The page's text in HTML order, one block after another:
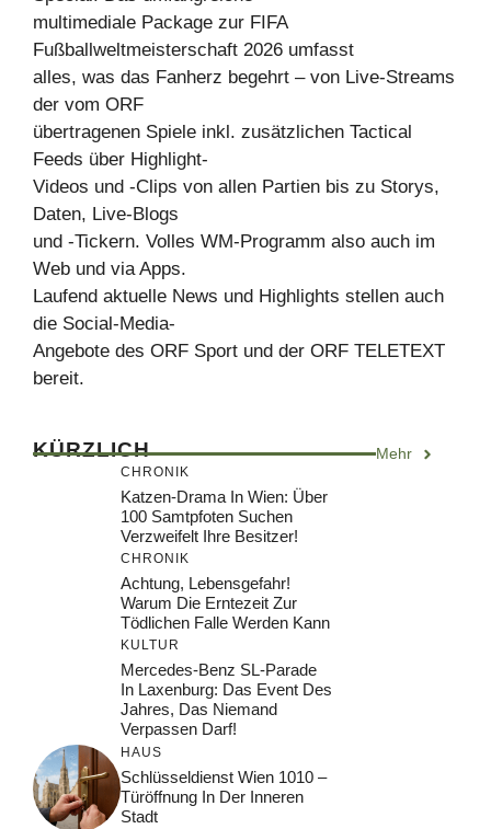
multimediale Package zur FIFA
Fußballweltmeisterschaft 2026 umfasst
alles, was das Fanherz begehrt – von Live-Streams
der vom ORF
übertragenen Spiele inkl. zusätzlichen Tactical
Feeds über Highlight-
Videos und -Clips von allen Partien bis zu Storys,
Daten, Live-Blogs
und -Tickern. Volles WM-Programm also auch im
Web und via Apps.
Laufend aktuelle News und Highlights stellen auch
die Social-Media-
Angebote des ORF Sport und der ORF TELETEXT
bereit.
KÜRZLICH Mehr
CHRONIK
Katzen-Drama In Wien: Über
100 Samtpfoten Suchen
Verzweifelt Ihre Besitzer!
CHRONIK
Achtung, Lebensgefahr!
Warum Die Erntezeit Zur
Tödlichen Falle Werden Kann
KULTUR
Mercedes-Benz SL-Parade
In Laxenburg: Das Event Des
Jahres, Das Niemand
Verpassen Darf!
HAUS
Schlüsseldienst Wien 1010 –
Türöffnung In Der Inneren
Stadt